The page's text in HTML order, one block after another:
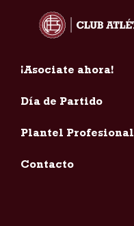
¡Asociate ahora!
Día de Partido
Plantel Profesional
Contacto